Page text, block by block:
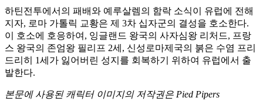
하틴전투에서의 패배와 예루살렘의 함락 소식이 유럽에 전해
지자, 로마 가톨릭 교황은 제 3차 십자군의 결성을 호소한다.
이 호소에 호응하여, 잉글랜드 왕국의 사자심왕 리처드, 프랑
스 왕국의 존엄왕 필리프 2세, 신성로마제국의 붉은 수염 프리
드리히 1세가 잃어버린 성지를 회복하기 위하여 유럽에서 출
발한다.
본문에 사용된 캐릭터 이미지의 저작권은 Pied Pipers